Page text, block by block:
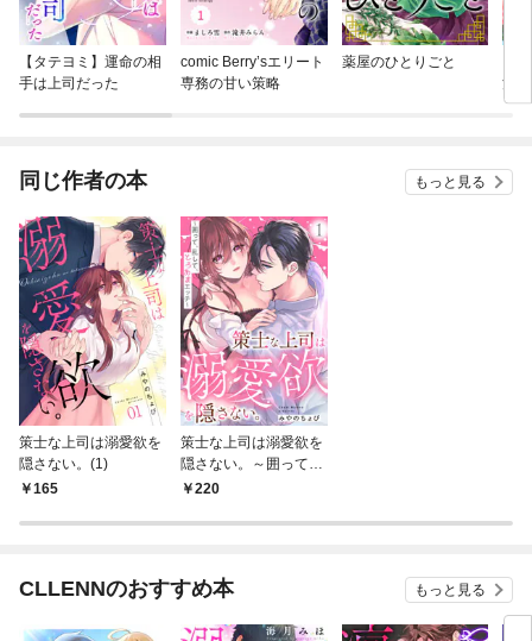
【タテヨミ】運命の相
手は上司だった
comic Berry’sエリート
専務の甘い策略
薬屋のひとりごと
況
い
同じ作者の本 もっと見る
策士な上司は溺愛欲を
隠さない。(1)
165
策士な上司は溺愛欲を
隠さない。～囲って、
乱して、とろあまエッ
220
CLLENNのおすすめ本 もっと見る